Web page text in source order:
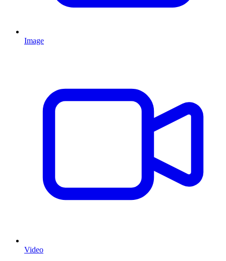
Image
Video